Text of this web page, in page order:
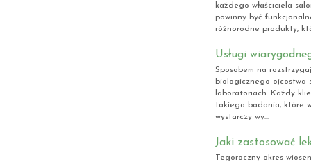
każdego właściciela
powinny być
różnorodne produkty,
Usługi
Sposobem na
biologicznego ojcostwa
laboratoriach. Każdy
takiego badania, które
wystarczy wy...
Jaki zastosować
Tegoroczny okres